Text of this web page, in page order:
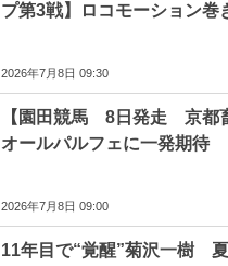
プ第3戦】ロコモーション巻
2026年7月8日 09:30
【園田競馬 8日発走 京都
オールパルフェに一発期待
2026年7月8日 09:00
11年目で“覚醒”菊沢一樹